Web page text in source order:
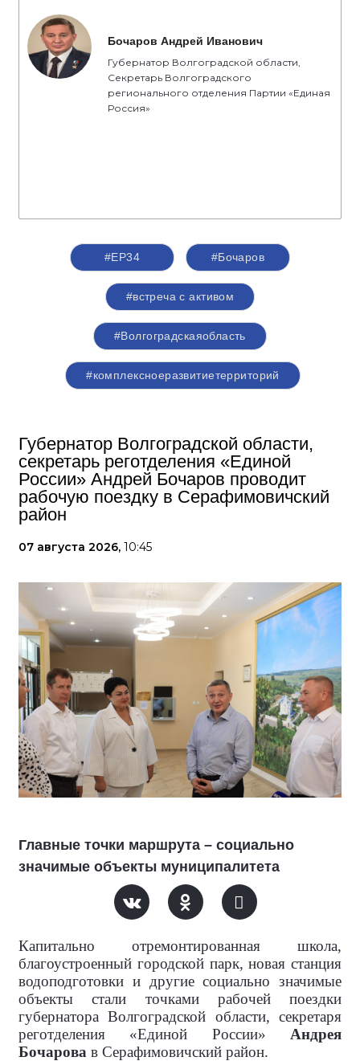
Бочаров Андрей Иванович
Губернатор Волгоградской области,
Секретарь Волгоградского
регионального отделения Партии «Единая
Россия»
#ЕР34 #Бочаров
#встреча с активом
#Волгоградскаяобласть
#комплексноеразвитиетерриторий
Губернатор Волгоградской области,
секретарь реготделения «Единой
России» Андрей Бочаров проводит
рабочую поездку в Серафимовичский
район
07 августа 2026, 10:45
Главные точки маршрута – социально
значимые объекты муниципалитета
Капитально отремонтированная школа,
благоустроенный городской парк, новая станция
водоподготовки и другие социально значимые
объекты стали точками рабочей поездки
губернатора Волгоградской области, секретаря
реготделения «Единой России» Андрея
Бочарова в Серафимовичский район.